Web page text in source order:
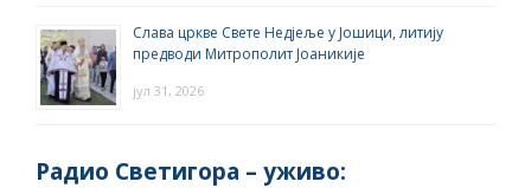
Слава цркве Свете Недјеље у Јошици, литију
предводи Митрополит Јоаникије
јул 31, 2026
Радио Светигора – yживо: